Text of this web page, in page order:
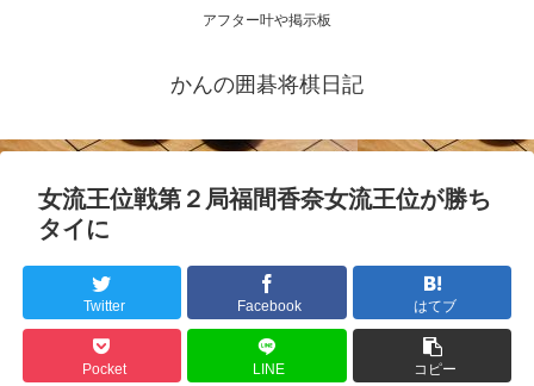
アフター叶や掲示板
かんの囲碁将棋日記
女流王位戦第２局福間香奈女流王位が勝ち
タイに
Twitter Facebook はてブ
Pocket LINE コピー